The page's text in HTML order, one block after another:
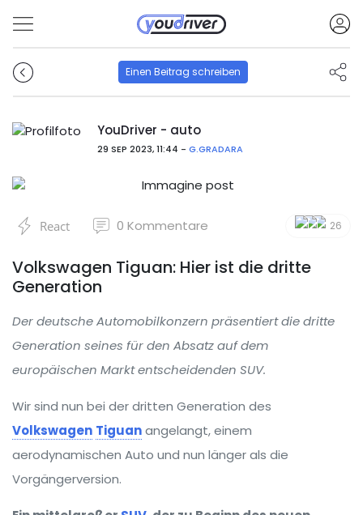
Einen Beitrag schreiben
YouDriver - auto
29 SEP 2023, 11:44 - G.GRADARA
React 0 Kommentare 26
Volkswagen Tiguan: Hier ist die dritte
Generation
Der deutsche Automobilkonzern präsentiert die dritte
Generation seines für den Absatz auf dem
europäischen Markt entscheidenden SUV.
Wir sind nun bei der dritten Generation des
Volkswagen Tiguanangelangt, einem
aerodynamischen Auto und nun länger als die
Vorgängerversion.